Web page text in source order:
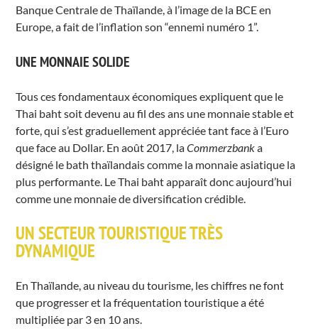
Banque Centrale de Thaïlande, à l’image de la BCE en
Europe, a fait de l’inflation son “ennemi numéro 1”.
UNE MONNAIE SOLIDE
Tous ces fondamentaux économiques expliquent que le
Thai baht soit devenu au fil des ans une monnaie stable et
forte, qui s’est graduellement appréciée tant face à l’Euro
que face au Dollar. En août 2017, laCommerzbanka
désigné le bath thaïlandais comme la monnaie asiatique la
plus performante. Le Thai baht apparaît donc aujourd’hui
comme une monnaie de diversification crédible.
UN SECTEUR TOURISTIQUE TRÈS
DYNAMIQUE
En Thaïlande, au niveau du tourisme, les chiffres ne font
que progresser et la fréquentation touristique a été
multipliée par 3 en 10 ans.